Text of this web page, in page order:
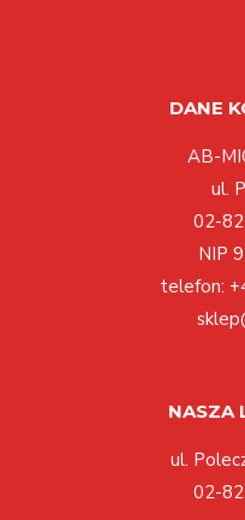
DANE
AB-
ul.
02-
NIP
telefon:
NASZA
ul.
02-